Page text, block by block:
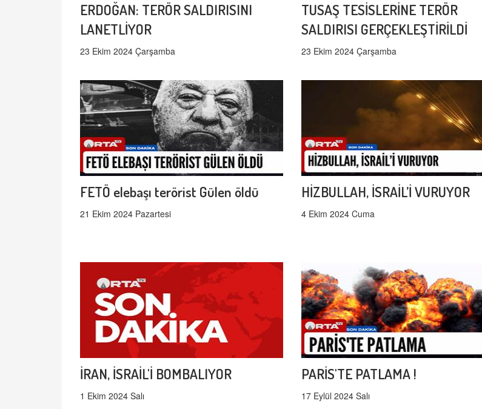
ERDOĞAN: TERÖR SALDIRISINI
LANETLİYOR
23 Ekim 2024 Çarşamba
TUSAŞ TESİSLERİNE TERÖR
SALDIRISI GERÇEKLEŞTİRİLDİ
23 Ekim 2024 Çarşamba
FETÖ elebaşı terörist Gülen öldü
21 Ekim 2024 Pazartesi
HİZBULLAH, İSRAİL’İ VURUYOR
4 Ekim 2024 Cuma
İRAN, İSRAİL'İ BOMBALIYOR
1 Ekim 2024 Salı
PARİS'TE PATLAMA !
17 Eylül 2024 Salı